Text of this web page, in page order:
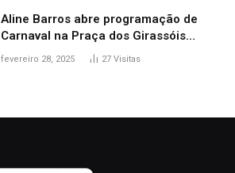
Aline Barros abre programação de
Carnaval na Praça dos Girassóis
nesta sexta-feira, em Palmas
fevereiro 28, 2025 27 Visitas